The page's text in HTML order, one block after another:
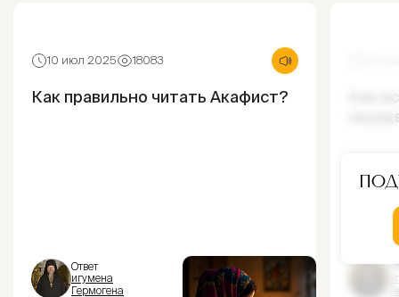
10 июл 2025 18083
Как правильно читать Акафист?
Ответ
игумена
Гермогена
Как